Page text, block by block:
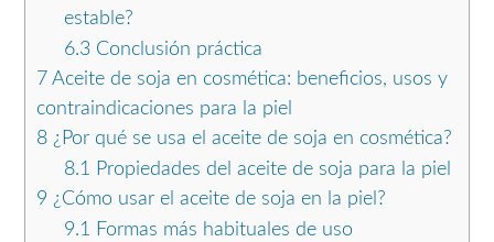
estable?
6.3Conclusión práctica
7 Aceite de soja en cosmética: beneficios, usos y
contraindicaciones para la piel
8 ¿Por qué se usa el aceite de soja en cosmética?
8.1 Propiedades del aceite de soja para la piel
9 ¿Cómo usar el aceite de soja en la piel?
9.1 Formas más habituales de uso